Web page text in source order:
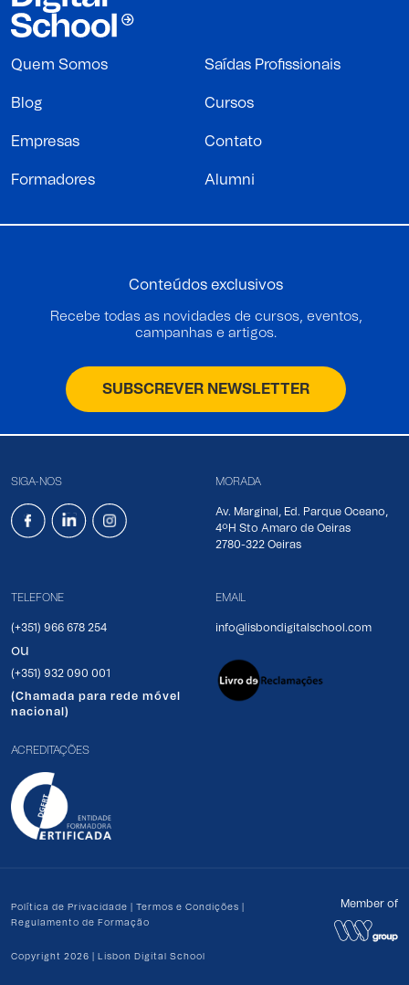
Quem Somos Saídas Profissionais
Blog Cursos
Empresas Contato
Formadores Alumni
Conteúdos exclusivos
Recebe todas as novidades de cursos, eventos,
campanhas e artigos.
SUBSCREVER NEWSLETTER
SIGA-NOS MORADA
Av. Marginal, Ed. Parque Oceano,
4ºH Sto Amaro de Oeiras
2780-322 Oeiras
TELEFONE
(+351) 966 678 254
ou
(+351) 932 090 001
(Chamada para rede móvel
nacional)
EMAIL
info@lisbondigitalschool.com
ACREDITAÇÕES
Política de Privacidade Termos e Condições
Regulamento de Formação
Copyright 2026 | Lisbon Digital School
Member of